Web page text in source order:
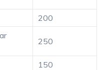
200
250
150